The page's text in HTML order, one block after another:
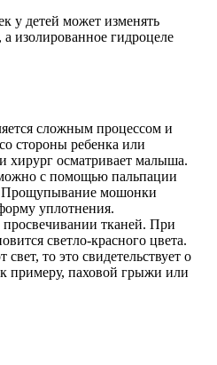
у детей может изменять
изолированное гидроцеле
сложным процессом и
стороны ребенка или
хирург осматривает малыша.
с помощью пальпации
мошонки
уплотнения.
тканей. При
светло-красного цвета.
то это свидетельствует о
примеру, паховой грыжи или